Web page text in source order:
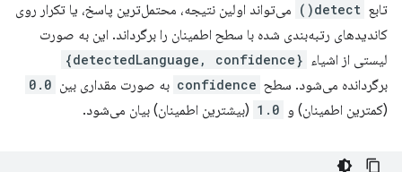
تابع detect()
می‌تواند اولین نتیجه، محتمل‌ترین پاسخ، یا تکرار روی
کاندیدهای رتبه‌بندی شده با سطح اطمینان را برگرداند. این به صورت
لیستی از اشیاء {detectedLanguage, confidence}
برگردانده می‌شود. سطح confidence به صورت مقداری بین 0.0
(کمترین اطمینان) و 1.0 (بیشترین اطمینان) بیان می‌شود.